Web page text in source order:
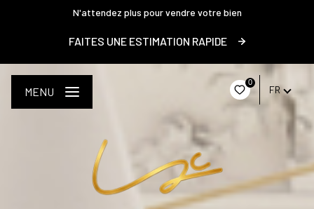
N'attendez plus pour vendre votre bien
FAITES UNE ESTIMATION RAPIDE
0
FR
MENU